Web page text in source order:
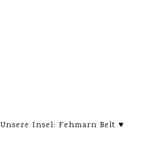
Unsere Insel: Fehmarn Belt ♥